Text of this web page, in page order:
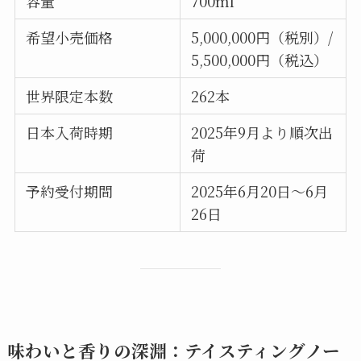
希望小売価格
5,000,000円（税別）/
5,500,000円（税込）
世界限定本数
262本
日本入荷時期
2025年9月より順次出
荷
予約受付期間
2025年6月20日〜6月
26日
味わいと香りの深淵：テイスティングノー